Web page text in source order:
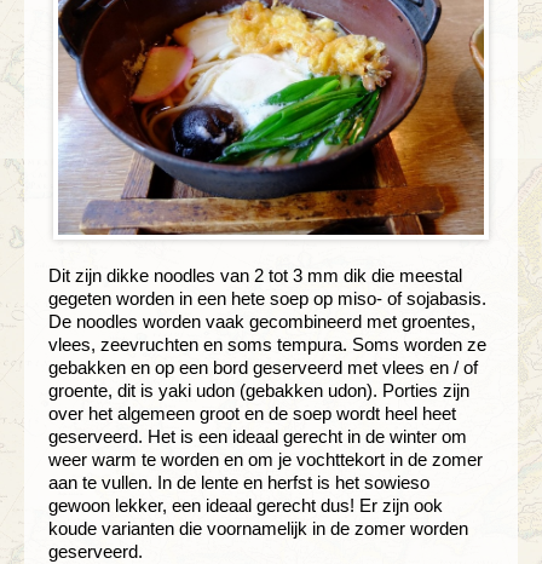
Dit zijn dikke noodles van 2 tot 3 mm dik die meestal
gegeten worden in een hete soep op miso- of sojabasis.
De noodles worden vaak gecombineerd met groentes,
vlees, zeevruchten en soms tempura. Soms worden ze
gebakken en op een bord geserveerd met vlees en / of
groente, dit is yaki udon (gebakken udon). Porties zijn
over het algemeen groot en de soep wordt heel heet
geserveerd. Het is een ideaal gerecht in de winter om
weer warm te worden en om je vochttekort in de zomer
aan te vullen. In de lente en herfst is het sowieso
gewoon lekker, een ideaal gerecht dus! Er zijn ook
koude varianten die voornamelijk in de zomer worden
geserveerd.